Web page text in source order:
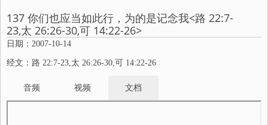
137 你们也应当如此行，为的是记念我<路 22:7-
23,太 26:26-30,可 14:22-26>
日期：2007-10-14
经文：路 22:7-23,太 26:26-30,可 14:22-26
音频 视频 文档